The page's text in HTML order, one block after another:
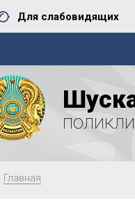
Для слабовидящих
Главная